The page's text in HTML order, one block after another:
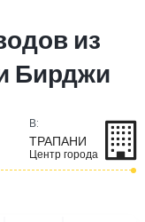
из
Бирджи
В:
ТРАПАНИ
Центр города